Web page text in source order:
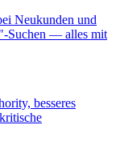
Neukunden und
Suchen — alles mit
besseres